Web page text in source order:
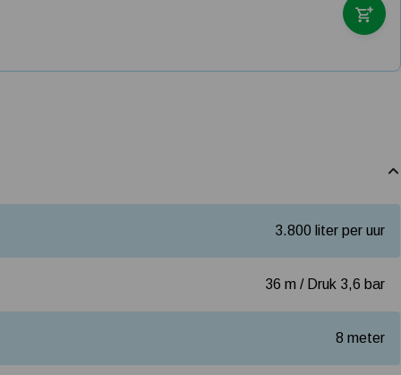
3.800 liter per uur
36 m / Druk 3,6 bar
8 meter